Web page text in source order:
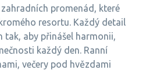
promenád, které
resortu. Každý detail
tak, aby přinášel harmonii,
každý den. Ranní
večery pod hvězdami